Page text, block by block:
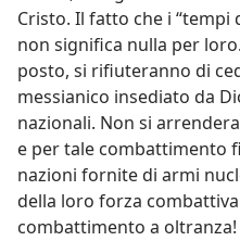
Cristo. Il fatto che i “tempi
non significa nulla per
posto, si rifiuteranno di
messianico insediato da
nazionali. Non si
e per tale combattimento
nazioni fornite di armi
della loro forza
combattimento a oltranza!